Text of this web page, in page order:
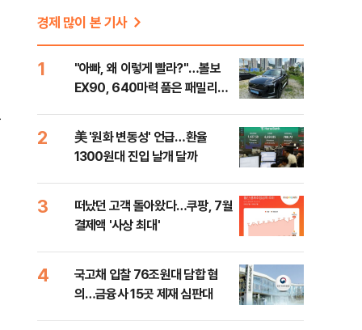
경제 많이 본 기사
1
"아빠, 왜 이렇게 빨라?"…볼보
EX90, 640마력 품은 패밀리카
2
美 '원화 변동성' 언급…환율
1300원대 진입 날개 달까
3
떠났던 고객 돌아왔다…쿠팡, 7월
결제액 '사상 최대'
4
국고채 입찰 76조원대 담합 혐
의…금융사 15곳 제재 심판대